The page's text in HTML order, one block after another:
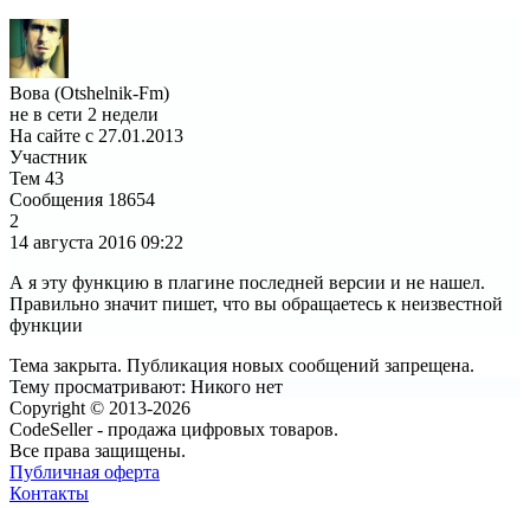
Вова (Otshelnik-Fm)
не в сети 2 недели
На сайте с 27.01.2013
Участник
Тем 43
Сообщения 18654
2
14 августа 2016 09:22
А я эту функцию в плагине последней версии и не нашел.
Правильно значит пишет, что вы обращаетесь к неизвестной
функции
Тема закрыта. Публикация новых сообщений запрещена.
Тему просматривают: Никого нет
Copyright © 2013-2026
CodeSeller - продажа цифровых товаров.
Все права защищены.
Публичная оферта
Контакты